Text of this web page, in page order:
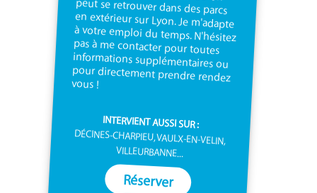
vous !
INTERVIENT AUSSI SUR :
DÉCINES-CHARPIEU, VAULX-EN-VELIN,
VILLEURBANNE...
Réserver